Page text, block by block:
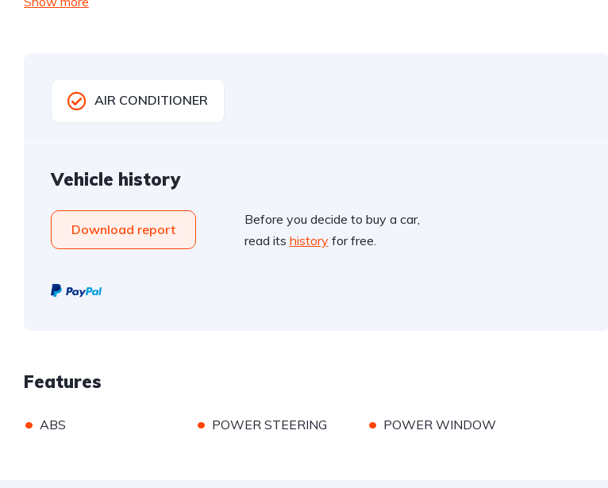
AIR CONDITIONER
Vehicle history
Download report
Before you decide to buy a car,
read its historyfor free.
Features
• ABS • POWER STEERING • POWER WINDOW